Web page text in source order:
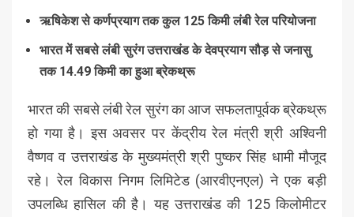
ऋषिकेश से कर्णप्रयाग तक कुल 125 किमी लंबी रेल परियोजना
भारत में सबसे लंबी सुरंग उत्तराखंड के देवप्रयाग सौड़ से जनासु
तक 14.49 किमी का हुआ ब्रेकथ्रू
भारत की सबसे लंबी रेल सुरंग का आज सफलतापूर्वक ब्रेकथ्रू
हो गया है। इस अवसर पर केंद्रीय रेल मंत्री श्री अश्विनी
वैष्णव व उत्तराखंड के मुख्यमंत्री श्री पुष्कर सिंह धामी मौजूद
रहे। रेल विकास निगम लिमिटेड (आरवीएनएल) ने एक बड़ी
उपलब्धि हासिल की है। यह उत्तराखंड की 125 किलोमीटर